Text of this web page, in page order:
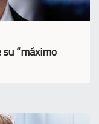
“máximo